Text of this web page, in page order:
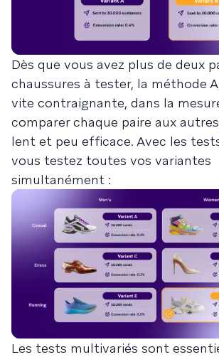
Dès que vous avez plus de deux
chaussures à tester, la méthode
vite contraignante, dans la
comparer chaque paire aux
lent et peu efficace. Avec les
vous testez toutes vos variantes
simultanément :
Les tests multivariés sont